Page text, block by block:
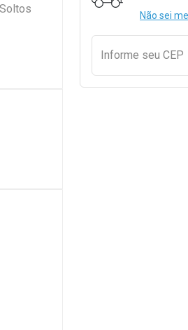
Não sei
Informe seu CEP